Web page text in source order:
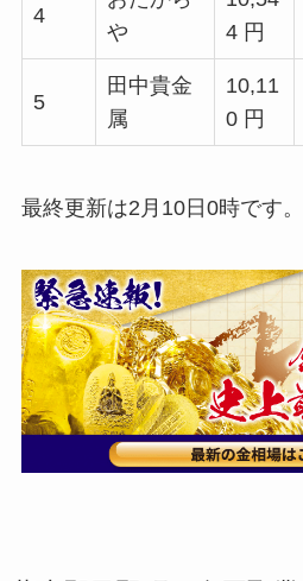
4
や
4 円
5
田中貴金
属
10,11
0 円
最終更新は2月10日0時です。